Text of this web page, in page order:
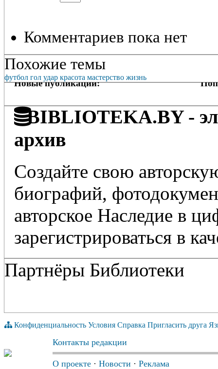
Комментариев пока нет
Похожие темы
футбол гол удар красота мастерство жизнь
Новые публикации:
BIBLIOTEKA.BY -
архив
Создайте свою
биографий,
авторское Наследие в
зарегистрироваться в
Партнёры Библиотеки
Конфиденциальность Условия Справка Пригласить друга
Контакты редакции
О проекте · Новости · Реклама